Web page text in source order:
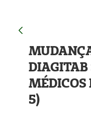
DIAGITAB
5)